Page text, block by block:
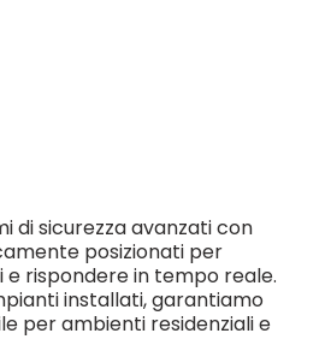
di sicurezza avanzati con
posizionati per
e rispondere in tempo reale.
installati, garantiamo
per ambienti residenziali e